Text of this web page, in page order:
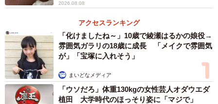
――その不登校の子とは接点が？
昨年も同じクラスでした。息子はクラス全員と仲良くなり
たいタイプの陽気なキャラクターなので、「任せたい」と
先生からお願いされたのかなと思います。
実は、昨年も林間学校の時に同じ部屋になりました。その
際に、その不登校の子が空気の読めない行動を何度かし
2026.08.08
アクセスランキング
「化けましたね～」10歳で綾瀬はるかの娘役→
雰囲気ガラリの18歳に成長 「メイクで雰囲気
が」「宝塚に入れそう」
まいどなメディア
「ウソだろ」体重130kgの女性芸人オダウエダ
植田 大学時代のほっそり姿に「マジで」